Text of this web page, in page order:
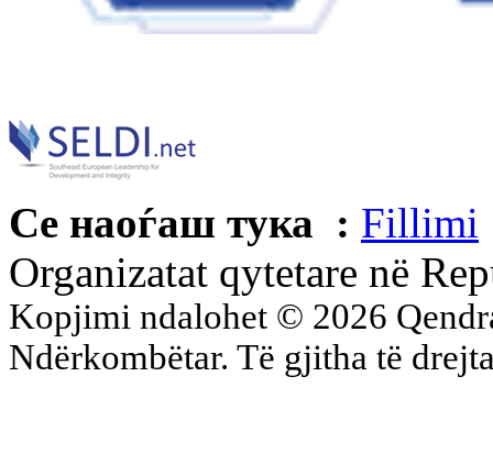
Се наоѓаш тука : Fillimi
Organizatat qytetare në
Kopjimi ndalohet © 2026
Ndërkombëtar. Të gjitha të